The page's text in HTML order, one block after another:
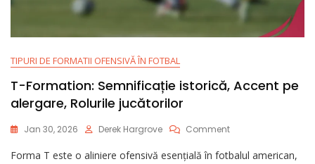
TIPURI DE FORMATII OFENSIVĂ ÎN FOTBAL
T-Formation: Semnificație istorică, Accent pe
alergare, Rolurile jucătorilor
Jan 30, 2026 Derek Hargrove CommentOn
Formation:
Forma T este o aliniere ofensivă esențială în fotbalul american,